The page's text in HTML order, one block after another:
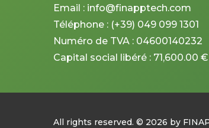
Email : info@finapptech.com
Téléphone : (+39) 049 099 1301
Numéro de TVA : 04600140232
Capital social libéré : 71,600.00 €
All rights reserved. © 2026 by